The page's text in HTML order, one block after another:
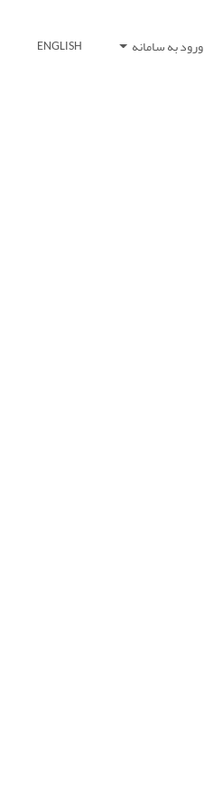
ورود به سامانه ENGLISH